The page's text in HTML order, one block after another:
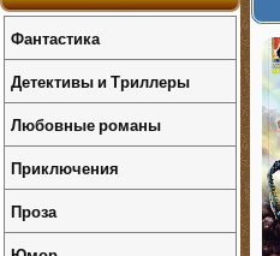
Фантастика
Детективы и Триллеры
Любовные романы
Приключения
Проза